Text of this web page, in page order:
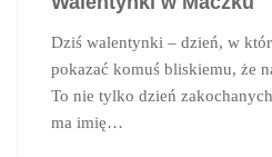
Dziś walentynki – dzień, w
pokazać komuś bliskiemu, że
To nie tylko dzień
ma imię…